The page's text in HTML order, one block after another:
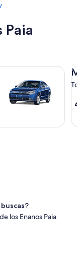
Paia
los Enanos Paia